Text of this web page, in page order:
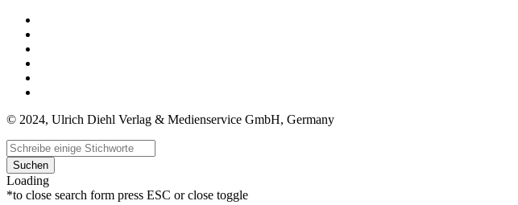
© 2024, Ulrich Diehl Verlag & Medienservice GmbH, Germany
Suchen
Loading
*to close search form press ESC or close toggle